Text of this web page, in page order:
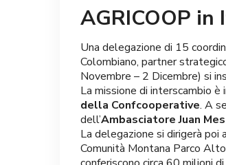
AGRICOOP
Una delegazione di 15
Colombiano, partner
Novembre – 2 Dicembre) si
La missione di interscambio
della Confcooperative. A
dell’Ambasciatore Juan
La delegazione si dirigerà
Comunità Montana Parco Alto